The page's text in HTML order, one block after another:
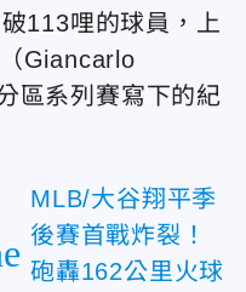
113哩的球員，上
Giancarlo
區系列賽寫下的紀
MLB/大谷翔平季
後賽首戰炸裂！
砲轟162公里火球